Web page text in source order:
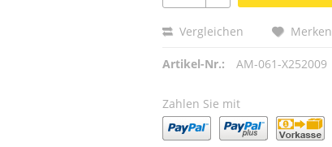
Vergleichen Merken
Artikel-Nr.: AM-061-X252009
Zahlen Sie mit